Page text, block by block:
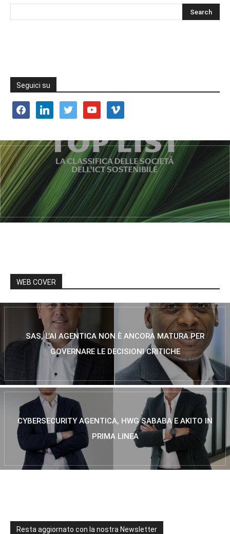
Seguici su
facebooklinkedin twitter youtube vimeo
WEB COVER
SAS, L’AI AGENTICA NON È ANCORA MATURA PER
GOVERNARE LE DECISIONI CRITICHE
CYBERSECURITY AGENTICA, HWG SABABA E AKITO IN
PRIMA LINEA
Resta aggiornato con la nostra Newsletter